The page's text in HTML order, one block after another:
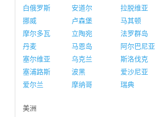
白俄罗斯
安道尔
拉脱维亚
挪威
卢森堡
马其顿
摩尔多瓦
立陶宛
法罗群岛
丹麦
马恩岛
阿尔巴尼亚
塞尔维亚
乌克兰
斯洛伐克
塞浦路斯
波黑
爱沙尼亚
爱尔兰
摩纳哥 瑞典
美洲